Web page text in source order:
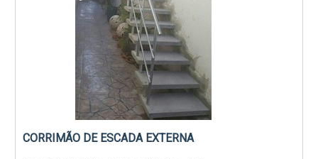
CORRIMÃO DE ESCADA EXTERNA